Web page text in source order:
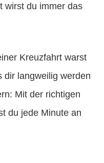
wirst du immer das
Kreuzfahrt warst
dir langweilig werden
Mit der richtigen
du jede Minute an